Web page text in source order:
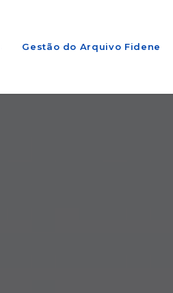
Gestão do Arquivo Fidene